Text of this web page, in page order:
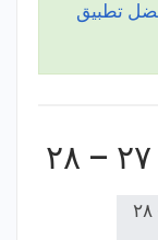
تطبيق